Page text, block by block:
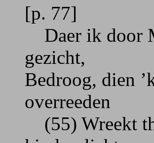
[p. 77]
Daer ik door
gezicht,
Bedroog, dien
overreeden
(55) Wreekt